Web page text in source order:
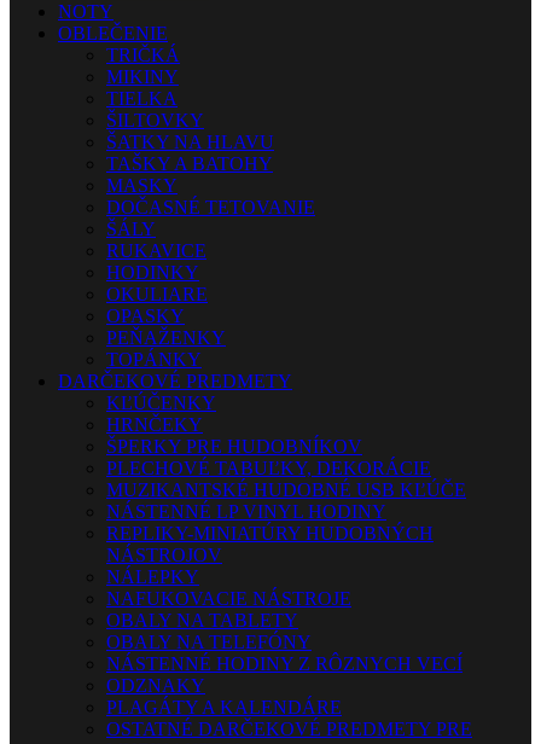
NOTY
OBLEČENIE
TRIČKÁ
MIKINY
TIELKA
ŠILTOVKY
ŠATKY NA HLAVU
TAŠKY A BATOHY
MASKY
DOČASNÉ TETOVANIE
ŠÁLY
RUKAVICE
HODINKY
OKULIARE
OPASKY
PEŇAŽENKY
TOPÁNKY
DARČEKOVÉ PREDMETY
KĽÚČENKY
HRNČEKY
ŠPERKY PRE HUDOBNÍKOV
PLECHOVÉ TABUĽKY, DEKORÁCIE
MUZIKANTSKÉ HUDOBNÉ USB KĽÚČE
NÁSTENNÉ LP VINYL HODINY
REPLIKY-MINIATÚRY HUDOBNÝCH
NÁSTROJOV
NÁLEPKY
NAFUKOVACIE NÁSTROJE
OBALY NA TABLETY
OBALY NA TELEFÓNY
NÁSTENNÉ HODINY Z RÔZNYCH VECÍ
ODZNAKY
PLAGÁTY A KALENDÁRE
OSTATNÉ DARČEKOVÉ PREDMETY PRE